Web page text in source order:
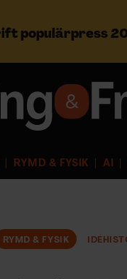
populärpress
RYMD & FYSIK AI
RYMD & FYSIK